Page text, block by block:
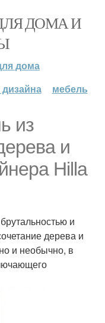
ДОМА И
дома
мебель
из
и
Hilla
и
дерева и
и необычно, в